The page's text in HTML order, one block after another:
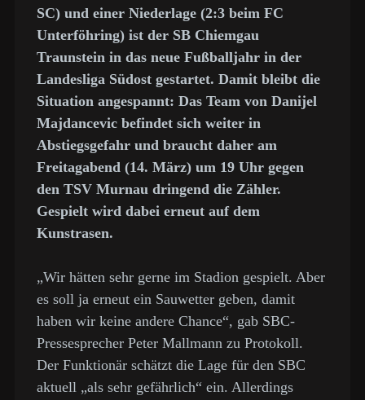
SC) und einer Niederlage (2:3 beim FC
Unterföhring) ist der SB Chiemgau
Traunstein in das neue Fußballjahr in der
Landesliga Südost gestartet. Damit bleibt die
Situation angespannt: Das Team von Danijel
Majdancevic befindet sich weiter in
Abstiegsgefahr und braucht daher am
Freitagabend (14. März) um 19 Uhr gegen
den TSV Murnau dringend die Zähler.
Gespielt wird dabei erneut auf dem
Kunstrasen.
„Wir hätten sehr gerne im Stadion gespielt. Aber
es soll ja erneut ein Sauwetter geben, damit
haben wir keine andere Chance“, gab SBC-
Pressesprecher Peter Mallmann zu Protokoll.
Der Funktionär schätzt die Lage für den SBC
aktuell „als sehr gefährlich“ ein. Allerdings